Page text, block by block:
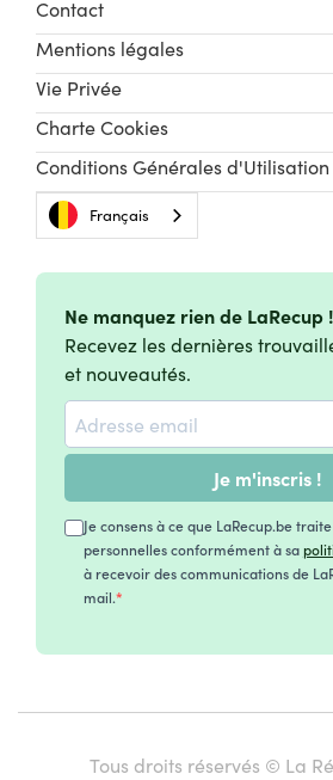
Contact
Mentions légales
Vie Privée
Charte Cookies
Conditions Générales d'Utilisation
Français
Ne manquez rien de LaRecup !
Recevez les dernières
et nouveautés.
Je m'inscris !
Je consens à ce que LaRecup.be
personnelles conformément à sa
à recevoir des communications de
mail.
Tous droits réservés © La